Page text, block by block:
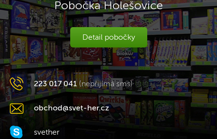
Pobočka Holešovice
Detail pobočky
223 017 041 (nepřijímá sms)
obchod@svet-her.cz
svether